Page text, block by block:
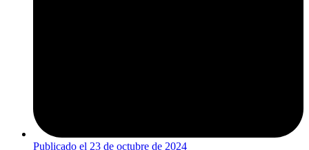
Publicado el 23 de octubre de 2024